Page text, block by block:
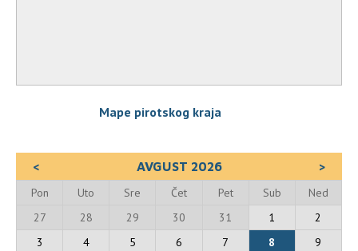
Mape pirotskog kraja
< AVGUST 2026
>
Pon
Uto Sre Čet Pet Sub
Ned
27
28 29 30 31 1
2
3
4 5 6 7 8
9